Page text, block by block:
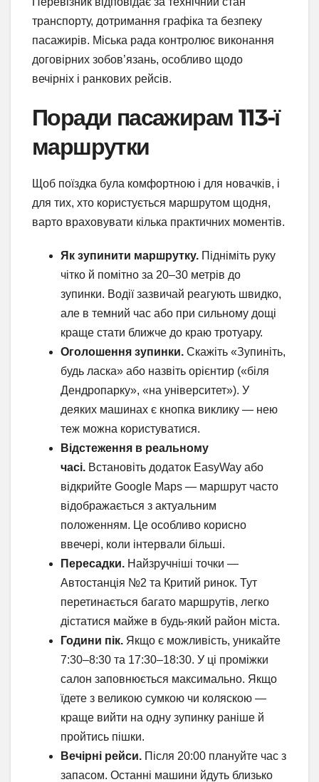
транспорту, дотримання графіка та безпеку
пасажирів. Міська рада контролює виконання
договірних зобов’язань, особливо щодо
вечірніх і ранкових рейсів.
Поради пасажирам 113-ї
маршрутки
Щоб поїздка була комфортною і для новачків, і
для тих, хто користується маршрутом щодня,
варто враховувати кілька практичних моментів.
Як зупинити маршрутку. Підніміть руку
чітко й помітно за 20–30 метрів до
зупинки. Водії зазвичай реагують швидко,
але в темний час або при сильному дощі
краще стати ближче до краю тротуару.
Оголошення зупинки. Скажіть «Зупиніть,
будь ласка» або назвіть орієнтир («біля
Дендропарку», «на університет»). У
деяких машинах є кнопка виклику — нею
теж можна користуватися.
Відстеження в реальному
часі. Встановіть додаток EasyWay або
відкрийте Google Maps — маршрут часто
відображається з актуальним
положенням. Це особливо корисно
ввечері, коли інтервали більші.
Пересадки. Найзручніші точки —
Автостанція №2 та Критий ринок. Тут
перетинається багато маршрутів, легко
дістатися майже в будь-який район міста.
Години пік. Якщо є можливість, уникайте
7:30–8:30 та 17:30–18:30. У ці проміжки
салон заповнюється максимально. Якщо
їдете з великою сумкою чи коляскою —
краще вийти на одну зупинку раніше й
пройтись пішки.
Вечірні рейси. Після 20:00 плануйте час з
запасом. Останні машини йдуть близько